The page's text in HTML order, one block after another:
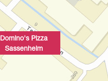
Domino's Pizza
Sassenheim